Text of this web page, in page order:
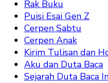
Rak Buku
Puisi Esai Gen Z
Cerpen Sabtu
Cerpen Anak
Kirim Tulisan dan
Aku dan Duta Baca
Sejarah Duta Baca